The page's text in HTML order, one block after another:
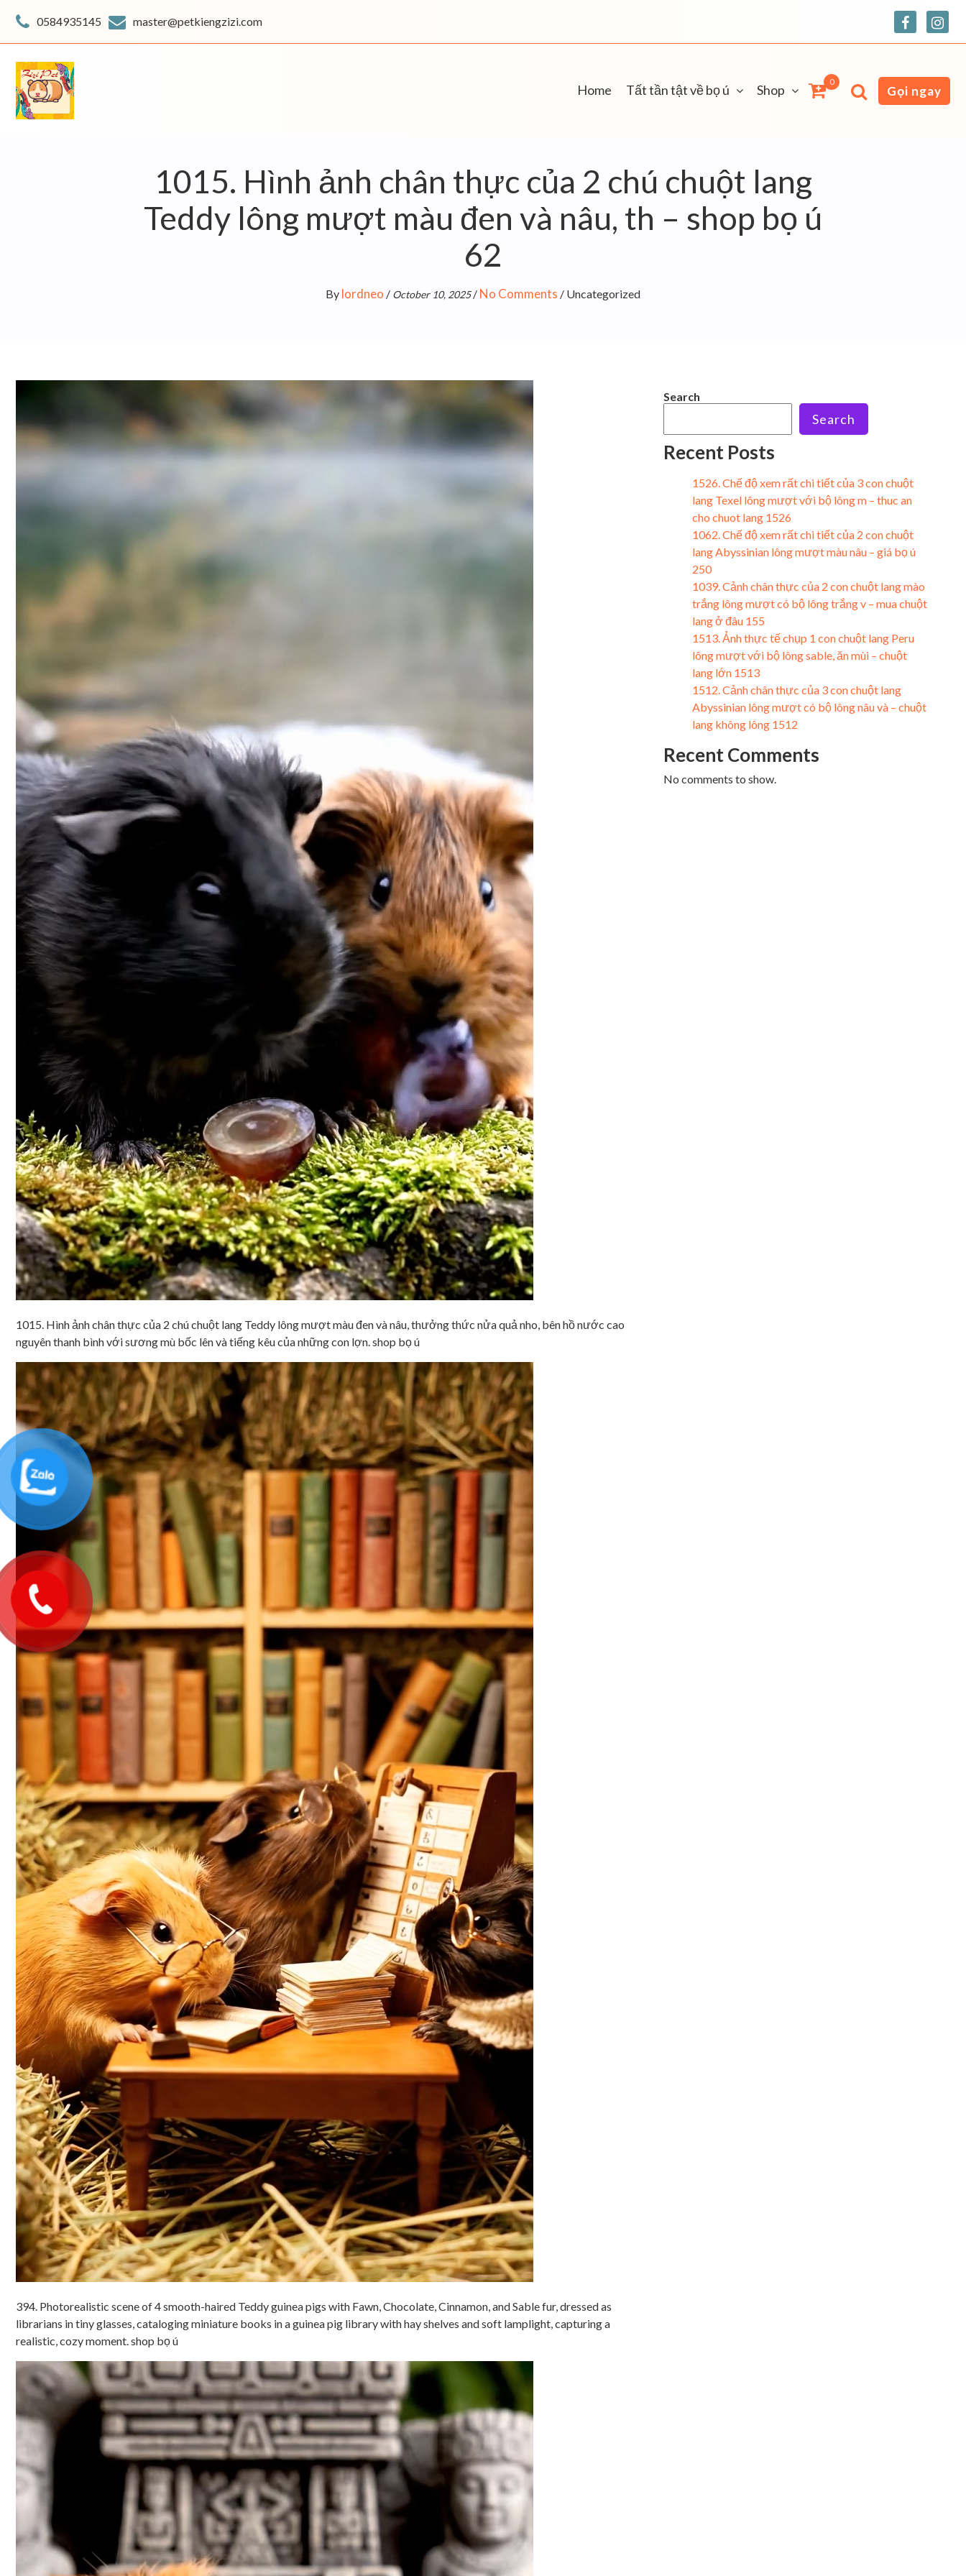
content
0584935145 master@petkiengzizi.com
Home Tất tần tật về bọ ú Shop
0
Gọi ngay
1015. Hình ảnh chân thực của 2 chú chuột lang
Teddy lông mượt màu đen và nâu, th – shop bọ ú
62
By lordneo / October 10, 2025/ No Comments / Uncategorized
1015. Hình ảnh chân thực của 2 chú chuột lang Teddy lông mượt màu đen và nâu, thưởng thức nửa quả nho, bên hồ nước cao
nguyên thanh bình với sương mù bốc lên và tiếng kêu của những con lợn. shop bọ ú
394. Photorealistic scene of 4 smooth-haired Teddy guinea pigs with Fawn, Chocolate, Cinnamon, and Sable fur, dressed as
librarians in tiny glasses, cataloging miniature books in a guinea pig library with hay shelves and soft lamplight, capturing a
realistic, cozy moment. shop bọ ú
Search
Search
Recent Posts
1526. Chế độ xem rất chi tiết của 3 con chuột
lang Texel lông mượt với bộ lông m – thuc an
cho chuot lang 1526
1062. Chế độ xem rất chi tiết của 2 con chuột
lang Abyssinian lông mượt màu nâu – giá bọ ú
250
1039. Cảnh chân thực của 2 con chuột lang mào
trắng lông mượt có bộ lông trắng v – mua chuột
lang ở đâu 155
1513. Ảnh thực tế chụp 1 con chuột lang Peru
lông mượt với bộ lông sable, ăn mùi – chuột
lang lớn 1513
1512. Cảnh chân thực của 3 con chuột lang
Abyssinian lông mượt có bộ lông nâu và – chuột
lang không lông 1512
Recent Comments
No comments to show.